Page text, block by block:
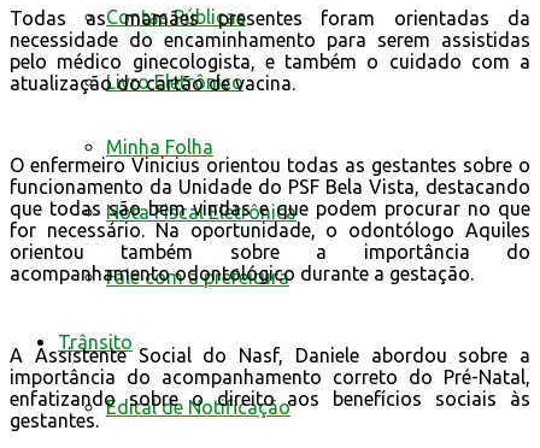
Contas Públicas
Livro Eletrônico
Minha Folha
Nota Fiscal Eletrônica
Fale com a prefeitura
Trânsito
Edital de Notificação
Todas as mamães presentes foram orientadas da
necessidade do encaminhamento para serem assistidas
pelo médico ginecologista, e também o cuidado com a
atualização do cartão de vacina.
O enfermeiro Vinicius orientou todas as gestantes sobre o
funcionamento da Unidade do PSF Bela Vista, destacando
que todas são bem vindas e que podem procurar no que
for necessário. Na oportunidade, o odontólogo Aquiles
orientou também sobre a importância do
acompanhamento odontológico durante a gestação.
A Assistente Social do Nasf, Daniele abordou sobre a
importância do acompanhamento correto do Pré-Natal,
enfatizando sobre o direito aos benefícios sociais às
gestantes.